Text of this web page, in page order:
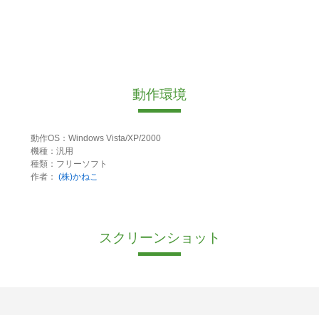
動作環境
動作OS：Windows Vista/XP/2000
機種：汎用
種類：フリーソフト
作者： (株)かねこ
スクリーンショット